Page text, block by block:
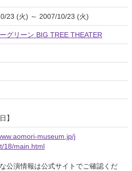
23 (火) ～ 2007/10/23 (火)
グリーン BIG TREE THEATER
】
museum.jp/j
18/main.html
公演情報は公式サイトでご確認くだ